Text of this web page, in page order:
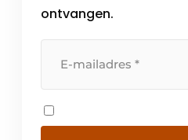
ontvangen.